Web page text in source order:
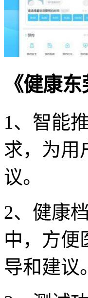
《健康
1、智能
求，为用
议。
2、健康
中，方便
导和建议。